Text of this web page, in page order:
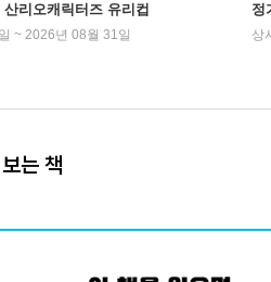
리오캐릭터즈 유리컵
~ 2026년 08월 31일
정
상
는 책